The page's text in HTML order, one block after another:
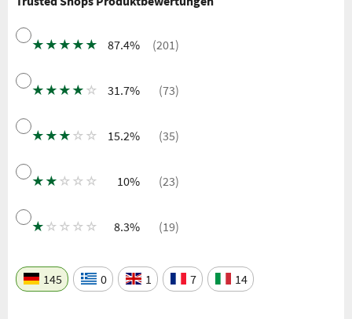
★ ★ ★ ★ ★ 87.4% (201)
★ ★ ★ ★ ☆ 31.7% (73)
★ ★ ★ ☆ ☆ 15.2% (35)
★ ★ ☆ ☆ ☆ 10% (23)
★ ☆ ☆ ☆ ☆ 8.3% (19)
145 0 1 7 14